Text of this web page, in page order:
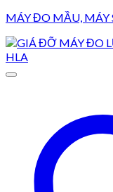
MÁY ĐO MẦU, MÁY